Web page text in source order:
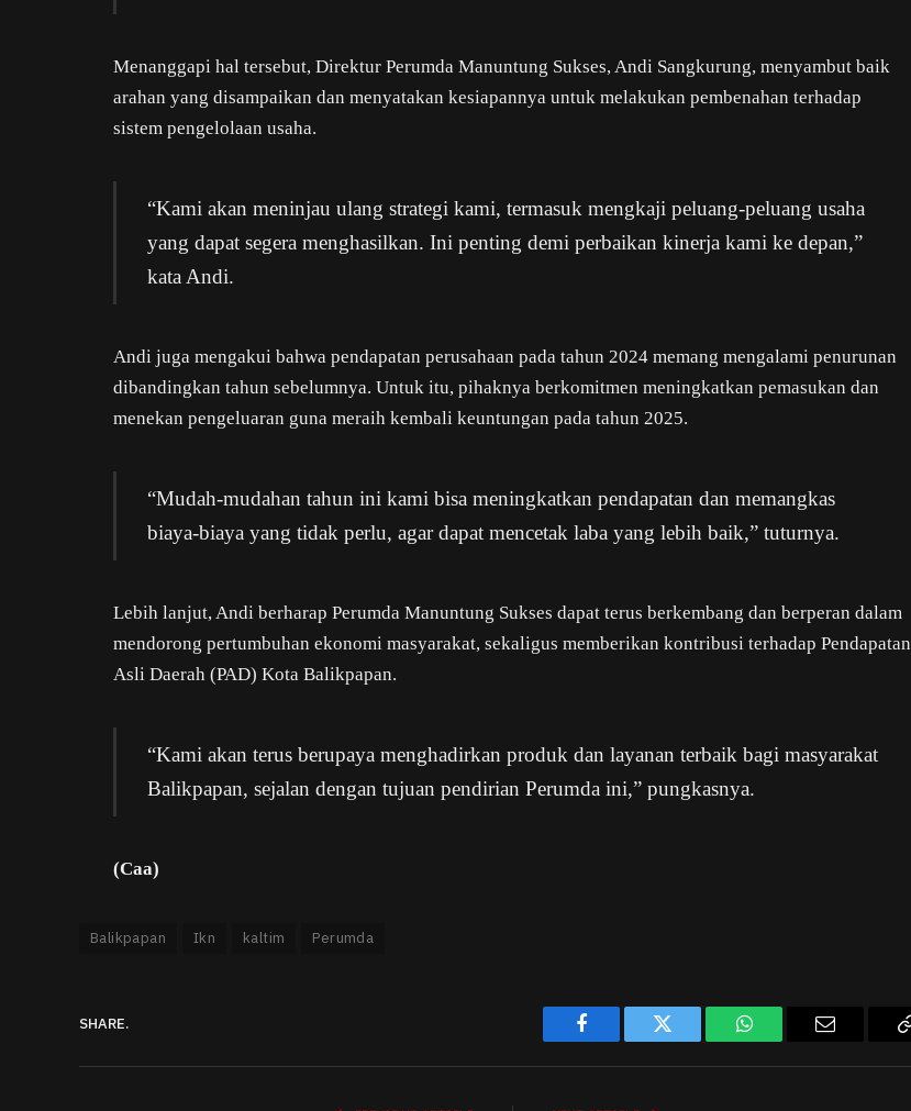
Menanggapi hal tersebut, Direktur Perumda Manuntung Sukses, Andi Sangkurung, menyambut baik
arahan yang disampaikan dan menyatakan kesiapannya untuk melakukan pembenahan terhadap
sistem pengelolaan usaha.
“Kami akan meninjau ulang strategi kami, termasuk mengkaji peluang-peluang usaha
yang dapat segera menghasilkan. Ini penting demi perbaikan kinerja kami ke depan,”
kata Andi.
Andi juga mengakui bahwa pendapatan perusahaan pada tahun 2024 memang mengalami penurunan
dibandingkan tahun sebelumnya. Untuk itu, pihaknya berkomitmen meningkatkan pemasukan dan
menekan pengeluaran guna meraih kembali keuntungan pada tahun 2025.
“Mudah-mudahan tahun ini kami bisa meningkatkan pendapatan dan memangkas
biaya-biaya yang tidak perlu, agar dapat mencetak laba yang lebih baik,” tuturnya.
Lebih lanjut, Andi berharap Perumda Manuntung Sukses dapat terus berkembang dan berperan dalam
mendorong pertumbuhan ekonomi masyarakat, sekaligus memberikan kontribusi terhadap Pendapatan
Asli Daerah (PAD) Kota Balikpapan.
“Kami akan terus berupaya menghadirkan produk dan layanan terbaik bagi masyarakat
Balikpapan, sejalan dengan tujuan pendirian Perumda ini,” pungkasnya.
(Caa)
Balikpapan Ikn kaltim Perumda
SHARE.
Facebook Twitter WhatsApp